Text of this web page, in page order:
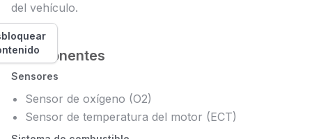
del vehículo.
Componentes
Sensores
Sensor de oxígeno (O2)
Sensor de temperatura del motor (ECT)